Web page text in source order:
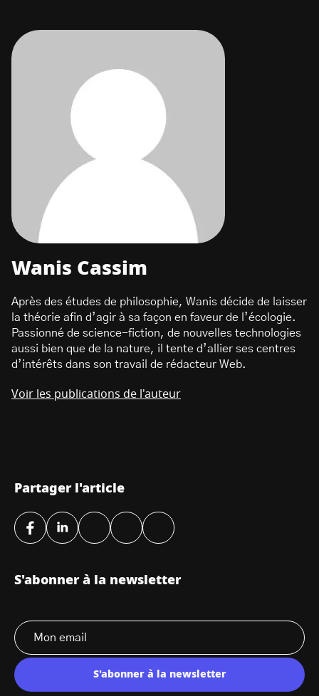
Wanis Cassim
Après des études de philosophie, Wanis décide de laisser
la théorie afin d’agir à sa façon en faveur de l’écologie.
Passionné de science-fiction, de nouvelles technologies
aussi bien que de la nature, il tente d’allier ses centres
d’intérêts dans son travail de rédacteur Web.
Voir les publications de l'auteur
Partager l'article
S'abonner à la newsletter
S'abonner à la newsletter